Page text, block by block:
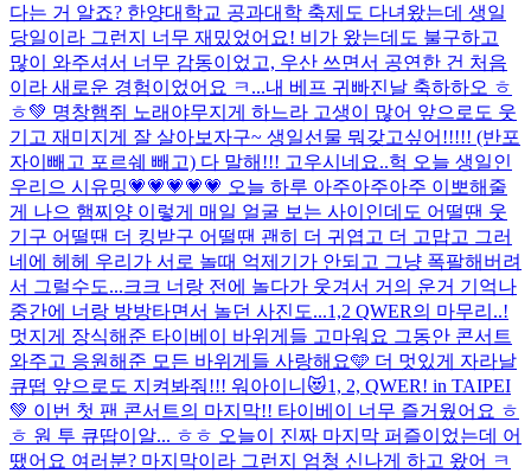
다는 거 알죠? 한양대학교 공과대학 축제도 다녀왔는데 생일
당일이라 그런지 너무 재밌었어요! 비가 왔는데도 불구하고
많이 와주셔서 너무 감동이었고, 우산 쓰면서 공연한 건 처음
이라 새로운 경험이었어요 ㅋ...내 베프 귀빠진날 축하하오 ㅎ
ㅎ💚 명창햄쥐 노래야무지게 하느라 고생이 많어 앞으로도 웃
기고 재미지게 잘 살아보자구~ 생일선물 뭐갖고싶어!!!!! (반포
자이빼고 포르쉐 빼고) 다 말해!!! 고우시네요..헉 오늘 생일인
우리으 시유밍💗💗💗💗💗 오늘 하루 아주아주아주 이뽀해줄
게 나으 햄찌양 이렇게 매일 얼굴 보는 사이인데도 어떨땐 웃
기구 어떨땐 더 킹받구 어떨땐 괜히 더 귀엽고 더 고맙고 그러
네에 헤헤 우리가 서로 놀때 억제기가 안되고 그냥 폭팔해버려
서 그럴수도...크크 너랑 전에 놀다가 웃겨서 거의 운거 기억나
중간에 너랑 방방타면서 놀던 사진도...1,2 QWER의 마무리..!
멋지게 장식해준 타이베이 바위게들 고마워요 그동안 콘서트
와주고 응원해준 모든 바위게들 사랑해요🩵 더 멋있게 자라날
큐떱 앞으로도 지켜봐줘!!! 워아이니😻1, 2, QWER! in TAIPEI
💚 이번 첫 팬 콘서트의 마지막!! 타이베이 너무 즐거웠어요 ㅎ
ㅎ 원 투 큐땁이알... ㅎㅎ 오늘이 진짜 마지막 퍼즐이었는데 어
땠어요 여러분? 마지막이라 그런지 엄청 신나게 하고 왔어 ㅋ